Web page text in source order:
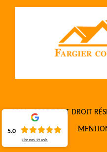
2016 - 2025 TOUT DROIT
5.0
Lire nos19 avis